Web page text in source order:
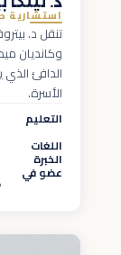
استشارية
وكانديان
الدافئ
الأسرة.
التعليم
اللغات
الخبرة
عضو في